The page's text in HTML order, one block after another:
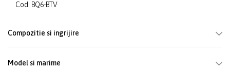
Cod: BQ6-BTV
Compozitie si ingrijire
Model si marime